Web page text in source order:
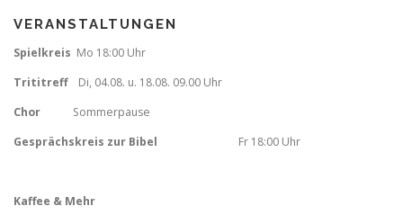
VERANSTALTUNGEN
Spielkreis Mo 18:00 Uhr
TrititreffDi, 04.08. u. 18.08. 09.00 Uhr
Chor Sommerpause
Gesprächskreis zur Bibel Fr 18:00 Uhr
Kaffee & Mehr